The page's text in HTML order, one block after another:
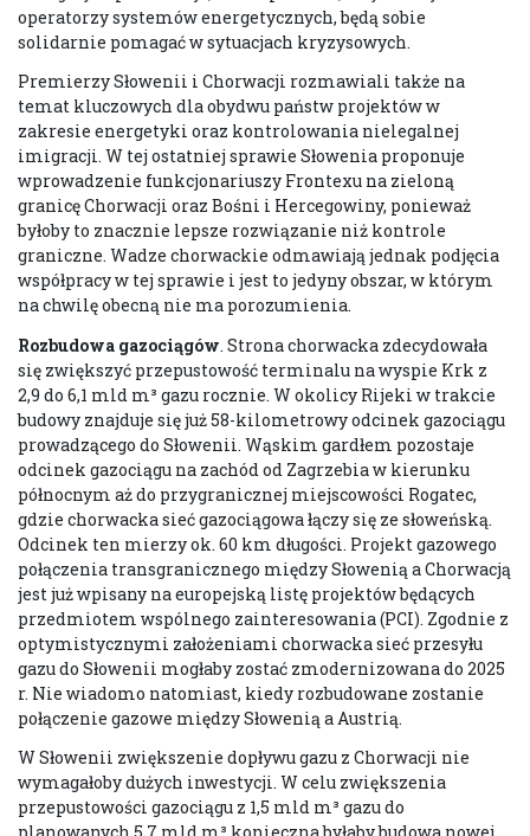
operatorzy systemów energetycznych, będą sobie
solidarnie pomagać w sytuacjach kryzysowych.
Premierzy Słowenii i Chorwacji rozmawiali także na
temat kluczowych dla obydwu państw projektów w
zakresie energetyki oraz kontrolowania nielegalnej
imigracji. W tej ostatniej sprawie Słowenia proponuje
wprowadzenie funkcjonariuszy Frontexu na zieloną
granicę Chorwacji oraz Bośni i Hercegowiny, ponieważ
byłoby to znacznie lepsze rozwiązanie niż kontrole
graniczne. Wadze chorwackie odmawiają jednak podjęcia
współpracy w tej sprawie i jest to jedyny obszar, w którym
na chwilę obecną nie ma porozumienia.
Rozbudowa gazociągów. Strona chorwacka zdecydowała
się zwiększyć przepustowość terminalu na wyspie Krk z
2,9 do 6,1 mld m³ gazu rocznie. W okolicy Rijeki w trakcie
budowy znajduje się już 58-kilometrowy odcinek gazociągu
prowadzącego do Słowenii. Wąskim gardłem pozostaje
odcinek gazociągu na zachód od Zagrzebia w kierunku
północnym aż do przygranicznej miejscowości Rogatec,
gdzie chorwacka sieć gazociągowa łączy się ze słoweńską.
Odcinek ten mierzy ok. 60 km długości. Projekt gazowego
połączenia transgranicznego między Słowenią a Chorwacją
jest już wpisany na europejską listę projektów będących
przedmiotem wspólnego zainteresowania (PCI). Zgodnie z
optymistycznymi założeniami chorwacka sieć przesyłu
gazu do Słowenii mogłaby zostać zmodernizowana do 2025
r. Nie wiadomo natomiast, kiedy rozbudowane zostanie
połączenie gazowe między Słowenią a Austrią.
W Słowenii zwiększenie dopływu gazu z Chorwacji nie
wymagałoby dużych inwestycji. W celu zwiększenia
przepustowości gazociągu z 1,5 mld m³ gazu do